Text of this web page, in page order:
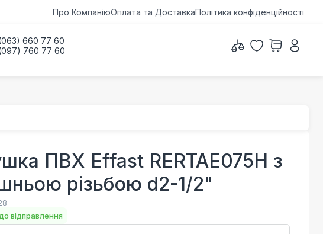
Про КомпаніюОплата та ДоставкаПолітика конфіденційності
660 77 60
760 77 60
ПВХ Effast RERTAE075H з
різьбою d2-1/2"
відправлення